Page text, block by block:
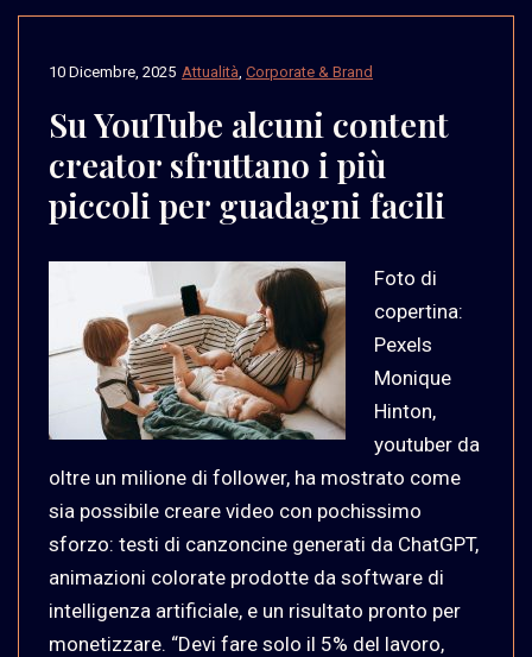
Attualità Corporate & Brand
10 Dicembre, 2025
Su YouTube alcuni content
creator sfruttano i più
piccoli per guadagni facili
Foto di
copertina:
Pexels
Monique
Hinton,
youtuber da
oltre un milione di follower, ha mostrato come
sia possibile creare video con pochissimo
sforzo: testi di canzoncine generati da ChatGPT,
animazioni colorate prodotte da software di
intelligenza artificiale, e un risultato pronto per
monetizzare. “Devi fare solo il 5% del lavoro,